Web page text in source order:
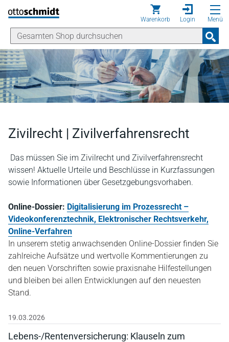
Direkt zum Inhalt
Warenkorb Login Menü
Zivilrecht | Zivilverfahrensrecht
Das müssen Sie im Zivilrecht und Zivilverfahrensrecht
wissen! Aktuelle Urteile und Beschlüsse in Kurzfassungen
sowie Informationen über Gesetzgebungsvorhaben.
Online-Dossier: Digitalisierung im Prozessrecht –
Videokonferenztechnik, Elektronischer Rechtsverkehr,
Online-Verfahren
In unserem stetig anwachsenden Online-Dossier finden Sie
zahlreiche Aufsätze und wertvolle Kommentierungen zu
den neuen Vorschriften sowie praxisnahe Hilfestellungen
und bleiben bei allen Entwicklungen auf den neuesten
Stand.
19.03.2026
Lebens-/Rentenversicherung: Klauseln zum